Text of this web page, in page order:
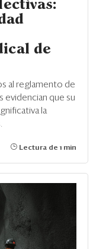
de
al reglamento de
evidencian que su
la
Lectura de 1 min